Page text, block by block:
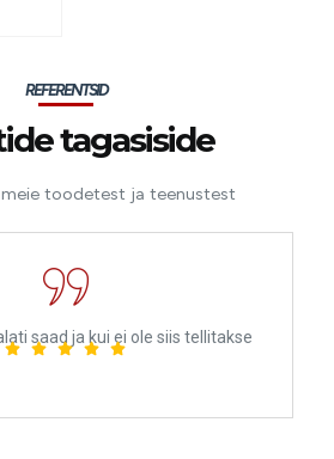
REFERENTSID
tagasiside
meie toodetest ja teenustest
saad ja kui ei ole siis tellitakse